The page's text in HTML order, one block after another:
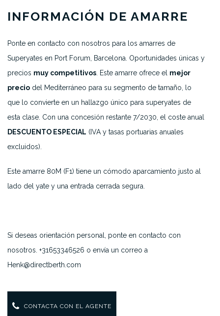
INFORMACIÓN DE AMARRE
Ponte en contacto con nosotros para los amarres de
Superyates en Port Forum, Barcelona. Oportunidades únicas y
precios muy competitivos . Este amarre ofrece el mejor
precio del Mediterráneo para su segmento de tamaño, lo
que lo convierte en un hallazgo único para superyates de
esta clase. Con una concesión restante 7/2030, el coste anual
DESCUENTO ESPECIAL (IVA y tasas portuarias anuales
excluidos).
Este amarre 80M (F1) tiene un cómodo aparcamiento justo al
lado del yate y una entrada cerrada segura.
Si deseas orientación personal, ponte en contacto con
nosotros. +31653346526 o envía un correo a
Henk@directberth.com
CONTACTA CON EL AGENTE